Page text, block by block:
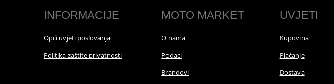
INFORMACIJE
Opći uvjeti poslovanja
Politika zaštite privatnosti
MOTO MARKET
O nama
Podaci
Brandovi
UVJETI
Kupovina
Plaćanje
Dostava